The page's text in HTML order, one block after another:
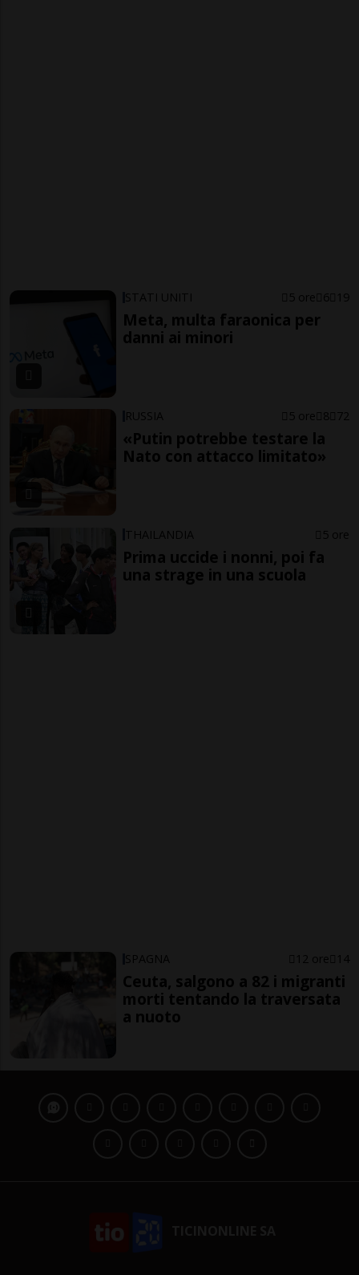
STATI UNITI 5 ore 6 19
Meta, multa faraonica per
danni ai minori
RUSSIA 5 ore 8 72
«Putin potrebbe testare la
Nato con attacco limitato»
THAILANDIA 5 ore
Prima uccide i nonni, poi fa
una strage in una scuola
SPAGNA 12 ore 14
Ceuta, salgono a 82 i migranti
morti tentando la traversata
a nuoto